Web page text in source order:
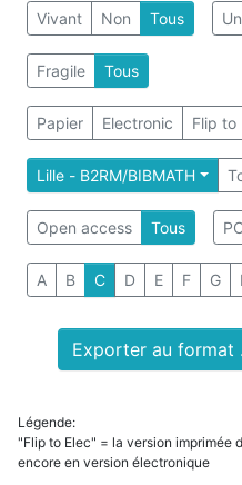
Vivant Non Tous
Fragile Tous
Papier Electronic Flip to
Lille - B2RM/BIBMATH
Open access Tous
A B C D E F G
Exporter au format
Légende:
"Flip to Elec" = la version imprimée
encore en version électronique